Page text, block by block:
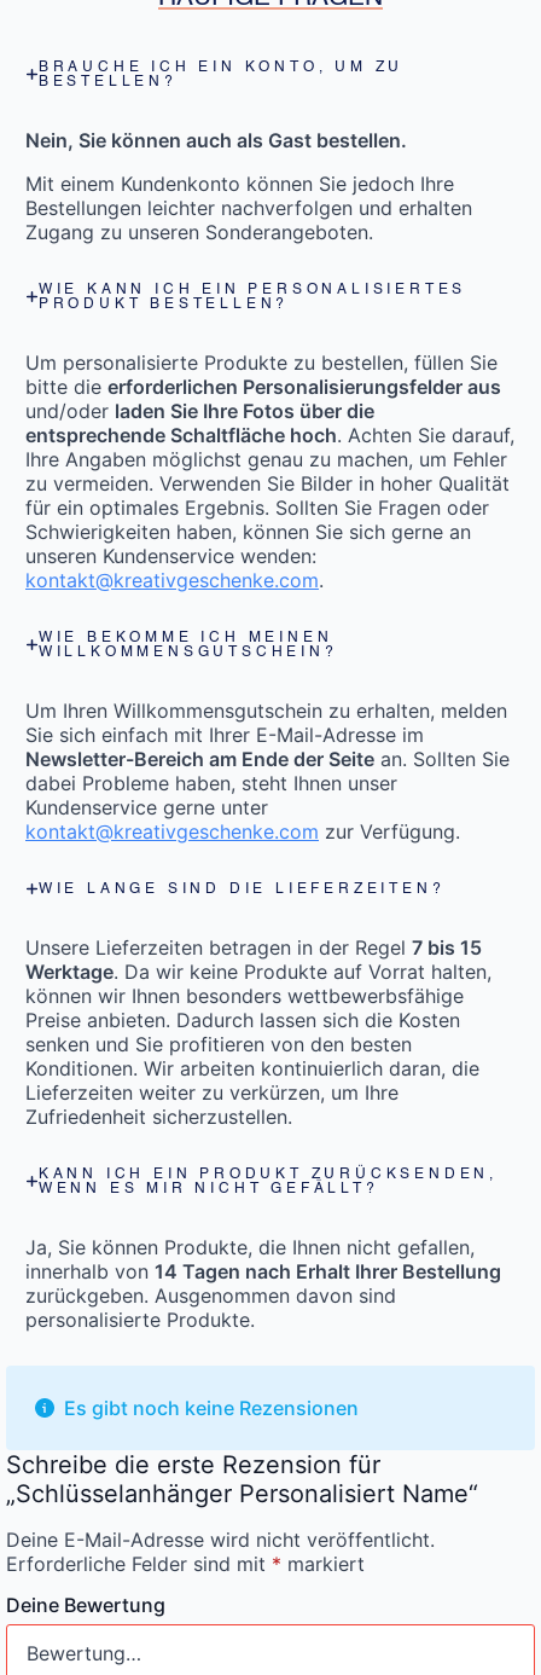
BRAUCHE ICH EIN KONTO, UM ZU
BESTELLEN?
Nein, Sie können auch als Gast bestellen.
Mit einem Kundenkonto können Sie jedoch Ihre
Bestellungen leichter nachverfolgen und erhalten
Zugang zu unseren Sonderangeboten.
WIE KANN ICH EIN PERSONALISIERTES
PRODUKT BESTELLEN?
Um personalisierte Produkte zu bestellen, füllen Sie
bitte die erforderlichen Personalisierungsfelder aus
und/oder laden Sie Ihre Fotos über die
entsprechende Schaltfläche hoch. Achten Sie darauf,
Ihre Angaben möglichst genau zu machen, um Fehler
zu vermeiden. Verwenden Sie Bilder in hoher Qualität
für ein optimales Ergebnis. Sollten Sie Fragen oder
Schwierigkeiten haben, können Sie sich gerne an
unseren Kundenservice wenden:
kontakt@kreativgeschenke.com.
WIE BEKOMME ICH MEINEN
WILLKOMMENSGUTSCHEIN?
Um Ihren Willkommensgutschein zu erhalten, melden
Sie sich einfach mit Ihrer E-Mail-Adresse im
Newsletter-Bereich am Ende der Seite an. Sollten Sie
dabei Probleme haben, steht Ihnen unser
Kundenservice gerne unter
kontakt@kreativgeschenke.com zur Verfügung.
WIE LANGE SIND DIE LIEFERZEITEN?
Unsere Lieferzeiten betragen in der Regel 7 bis 15
Werktage. Da wir keine Produkte auf Vorrat halten,
können wir Ihnen besonders wettbewerbsfähige
Preise anbieten. Dadurch lassen sich die Kosten
senken und Sie profitieren von den besten
Konditionen. Wir arbeiten kontinuierlich daran, die
Lieferzeiten weiter zu verkürzen, um Ihre
Zufriedenheit sicherzustellen.
KANN ICH EIN PRODUKT ZURÜCKSENDEN,
WENN ES MIR NICHT GEFÄLLT?
Ja, Sie können Produkte, die Ihnen nicht gefallen,
innerhalb von 14 Tagen nach Erhalt Ihrer Bestellung
zurückgeben. Ausgenommen davon sind
personalisierte Produkte.
Es gibt noch keine Rezensionen
Schreibe die erste Rezension für
„Schlüsselanhänger Personalisiert Name“
Deine E-Mail-Adresse wird nicht veröffentlicht.
Erforderliche Felder sind mit * markiert
Deine Bewertung